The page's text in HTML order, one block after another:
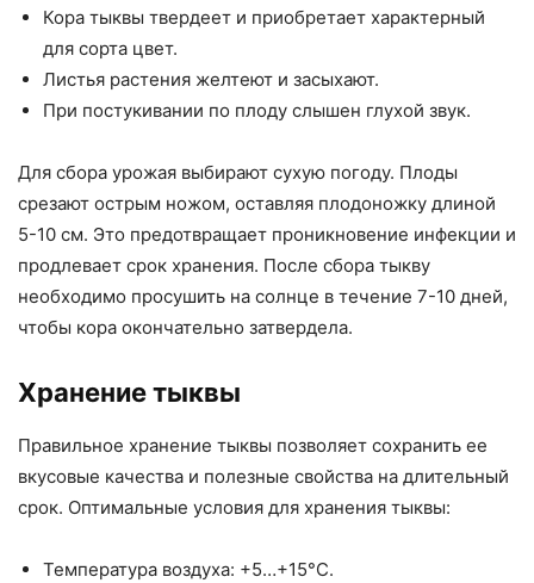
Кора тыквы твердеет и приобретает характерный
для сорта цвет.
Листья растения желтеют и засыхают.
При постукивании по плоду слышен глухой звук.
Для сбора урожая выбирают сухую погоду. Плоды
срезают острым ножом, оставляя плодоножку длиной
5-10 см. Это предотвращает проникновение инфекции и
продлевает срок хранения. После сбора тыкву
необходимо просушить на солнце в течение 7-10 дней,
чтобы кора окончательно затвердела.
Хранение тыквы
Правильное хранение тыквы позволяет сохранить ее
вкусовые качества и полезные свойства на длительный
срок. Оптимальные условия для хранения тыквы:
Температура воздуха: +5…+15°C.